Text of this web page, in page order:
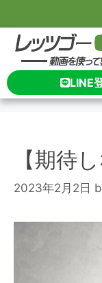
LINE
【期待
2023年2月2日